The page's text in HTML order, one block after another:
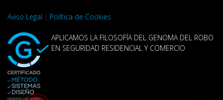
Aviso Legal | Política de Cookies
APLICAMOS LA FILOSOFÍA DEL GENOMA DEL ROBO
EN SEGURIDAD RESIDENCIAL Y COMERCIO